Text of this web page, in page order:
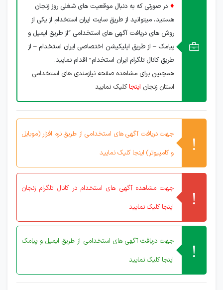
♦ در صورتی که به دنبال موقعیت های شغلی روز زنجان
هستید، میتوانید از طریق سایت ایران استخدام از یکی از
روش های دریافت آگهی های استخدامی “از طریق ایمیل و
پیامک – از طریق اپلیکیشن اختصاصی ایران استخدام – از
طریق کانال تلگرام ایران استخدام” اقدام نمایید.
همچنین برای مشاهده صفحه نیازمندی های استخدامی
استان زنجان اینجاکلیک نمایید
جهت دریافت آگهی های استخدامی از طریق نرم افزار (موبایل
و کامپیوتر) اینجا کلیک نمایید
جهت مشاهده آگهی های استخدام در کانال تلگرام زنجان
اینجا کلیک نمایید
جهت دریافت آگهی های استخدامی از طریق ایمیل و پیامک
اینجا کلیک نمایید